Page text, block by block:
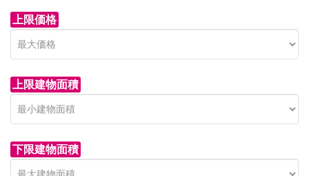
上限価格
上限建物面積
下限建物面積
青木新築分譲住宅 セン